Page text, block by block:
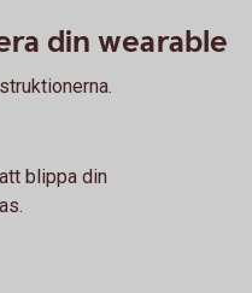
din wearable
blippa din